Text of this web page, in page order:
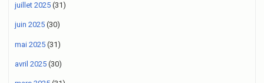
juillet 2025 (31)
juin 2025 (30)
mai 2025 (31)
avril 2025 (30)